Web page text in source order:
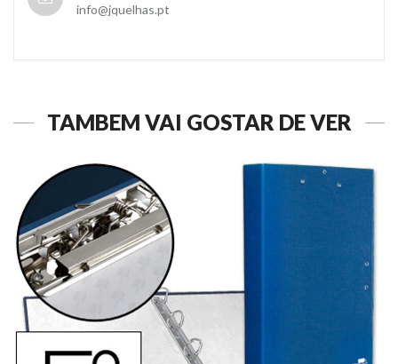
info@jquelhas.pt
TAMBÉM VAI GOSTAR DE VER